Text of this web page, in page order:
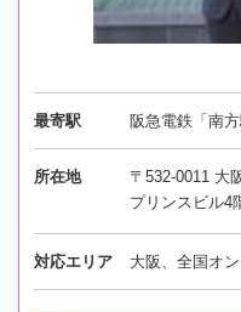
最寄駅 阪急電鉄「南
所在地
〒532-0011 大
プリンスビル4
対応エリア 大阪、全国オ